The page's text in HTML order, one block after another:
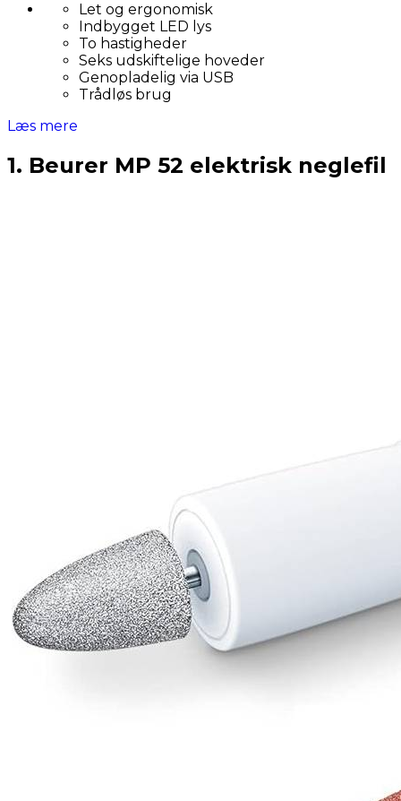
Let og ergonomisk
Indbygget LED lys
To hastigheder
Seks udskiftelige hoveder
Genopladelig via USB
Trådløs brug
Læs mere
1. Beurer MP 52 elektrisk neglefil